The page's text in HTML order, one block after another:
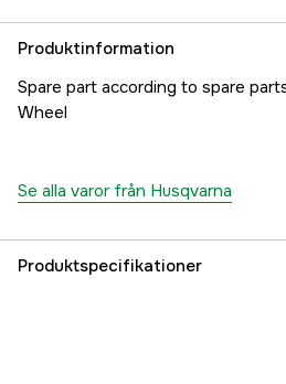
Produktinformation
Spare part according to spare
Wheel
Se alla varor från Husqvarna
Produktspecifikationer